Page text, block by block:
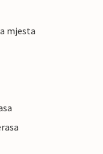
mjesta